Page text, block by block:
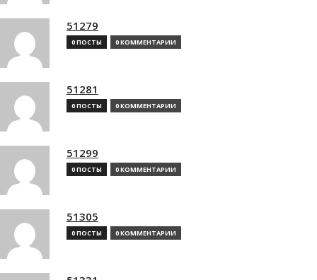
51279
0 ПОСТЫ 0 КОММЕНТАРИИ
51281
0 ПОСТЫ 0 КОММЕНТАРИИ
51299
0 ПОСТЫ 0 КОММЕНТАРИИ
51305
0 ПОСТЫ 0 КОММЕНТАРИИ